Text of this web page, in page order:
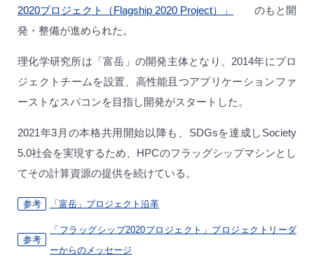
2020プロジェクト（Flagship 2020 Project）」
のもと開
発・整備が進められた。
理化学研究所は「富岳」の開発主体となり、2014年にプロ
ジェクトチームを設置、高性能且つアプリケーションファ
ーストなスパコンを目指し開発がスタートした。
2021年3月の本格共用開始以降も、SDGsを達成しSociety
5.0社会を実現するため、HPCのフラッグシップマシンとし
てその計算資源の提供を続けている。
参考 「富岳」プロジェクト沿革
参考
「フラッグシップ2020プロジェクト」プロジェクトリーダ
ーからのメッセージ